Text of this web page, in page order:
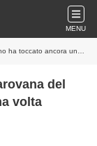
MENU
Palazzo Adriano e i Monti Sicani
del
volta